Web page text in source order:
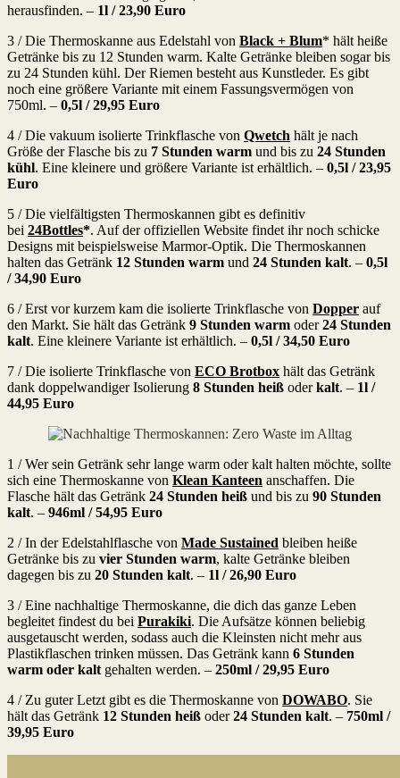
herausfinden. – 1l / 23,90 Euro
3 / Die Thermoskanne aus Edelstahl von Black + Blum* hält heiße
Getränke bis zu 12 Stunden warm. Kalte Getränke bleiben sogar bis
zu 24 Stunden kühl. Der Riemen besteht aus Kunstleder. Es gibt
noch eine größere Variante mit einem Fassungsvermögen von
750ml. – 0,5l / 29,95 Euro
4 / Die vakuum isolierte Trinkflasche von Qwetch hält je nach
Größe der Flasche bis zu 7 Stunden warm und bis zu 24 Stunden
kühl. Eine kleinere und größere Variante ist erhältlich. – 0,5l / 23,95
Euro
5 / Die vielfältigsten Thermoskannen gibt es definitiv
bei 24Bottles*. Auf der offiziellen Website findet ihr noch schicke
Designs mit beispielsweise Marmor-Optik. Die Thermoskannen
halten das Getränk 12 Stunden warm und 24 Stunden kalt. – 0,5l
/ 34,90 Euro
6 / Erst vor kurzem kam die isolierte Trinkflasche von Dopper auf
den Markt. Sie hält das Getränk 9 Stunden warm oder24 Stunden
kalt. Eine kleinere Variante ist erhältlich. – 0,5l / 34,50 Euro
7 / Die isolierte Trinkflasche von ECO Brotbox hält das Getränk
dank doppelwandiger Isolierung 8 Stunden heiß oderkalt. – 1l /
44,95 Euro
1 / Wer sein Getränk sehr lange warm oder kalt halten möchte, sollte
sich eine Thermoskanne von Klean Kanteen anschaffen. Die
Flasche hält das Getränk 24 Stunden heiß und bis zu 90 Stunden
kalt. – 946ml / 54,95 Euro
2 / In der Edelstahlflasche von Made Sustained bleiben heiße
Getränke bis zu vier Stunden warm, kalte Getränke bleiben
dagegen bis zu 20 Stunden kalt. – 1l / 26,90 Euro
3 / Eine nachhaltige Thermoskanne, die dich das ganze Leben
begleitet findest du bei Purakiki. Die Aufsätze können beliebig
ausgetauscht werden, sodass auch die Kleinsten nicht mehr aus
Plastikflaschen trinken müssen. Das Getränk kann 6 Stunden
warm oder kalt gehalten werden. – 250ml / 29,95 Euro
4 / Zu guter Letzt gibt es die Thermoskanne von DOWABO. Sie
hält das Getränk 12 Stunden heiß oder24 Stunden kalt. – 750ml /
39,95 Euro